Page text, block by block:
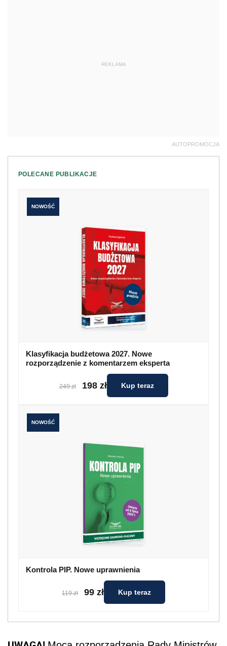
REKLAMA
AUTOPROMOCJA
POLECANE PUBLIKACJE
NOWOŚĆ
Klasyfikacja budżetowa 2027. Nowe
rozporządzenie z komentarzem eksperta
249 zł 198 zł Kup teraz
NOWOŚĆ
Kontrola PIP. Nowe uprawnienia
119 zł 99 zł Kup teraz